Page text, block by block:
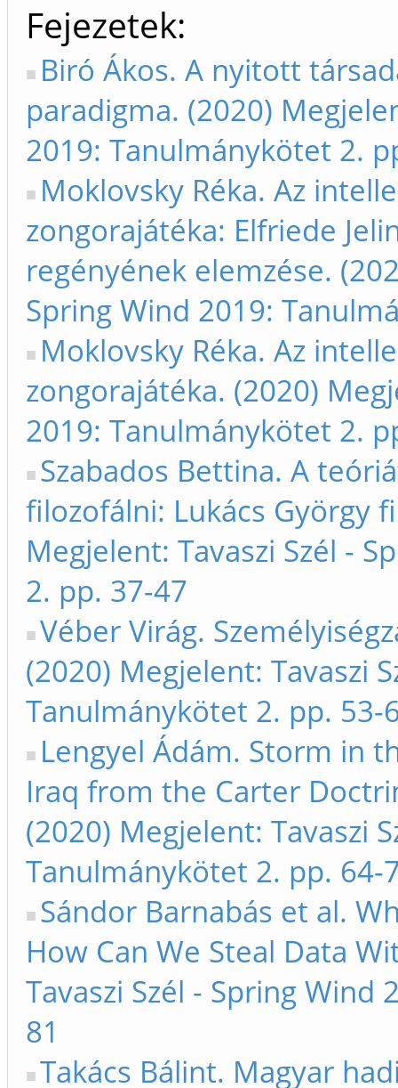
Fejezetek
Biró Ákos. A nyitott
paradigma. (2020)
2019: Tanulmánykötet 2.
Moklovsky Réka. Az
zongorajátéka: Elfriede
regényének elemzése.
Spring Wind 2019:
Moklovsky Réka. Az
zongorajátéka. (2020)
2019: Tanulmánykötet 2.
Szabados Bettina. A
filozofálni: Lukács György
Megjelent: Tavaszi Szél -
2. pp. 37-47
Véber Virág.
(2020) Megjelent: Tavaszi
Tanulmánykötet 2. pp. 53-
Lengyel Ádám. Storm in
Iraq from the Carter
(2020) Megjelent: Tavaszi
Tanulmánykötet 2. pp. 64-
Sándor Barnabás et al.
How Can We Steal Data
Tavaszi Szél - Spring
81
Takács Bálint. Magyar